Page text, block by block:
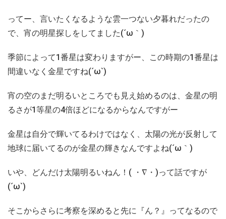
ってー、言いたくなるような雲一つない夕暮れだったの
で、宵の明星探しをしてました(´ω｀)
季節によって1番星は変わりますがー、この時期の1番星は
間違いなく金星ですね(´ω`)
宵の空のまだ明るいところでも見え始めるのは、金星の明
るさが1等星の4倍ほどになるからなんですがー
金星は自分で輝いてるわけではなく、太陽の光が反射して
地球に届いてるのが金星の輝きなんですよね(´ω｀)
いや、どんだけ太陽明るいねん！( ・∇・)って話ですが
(´ω`)
そこからさらに考察を深めると先に『ん？』ってなるので